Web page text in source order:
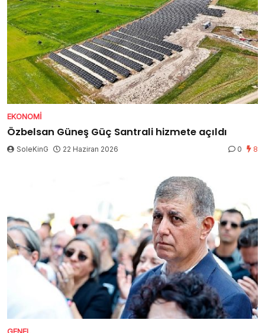
EKONOMI
Özbelsan Güneş Güç Santrali hizmete açıldı
SoleKinG 22 Haziran 2026 0 8
GENEL